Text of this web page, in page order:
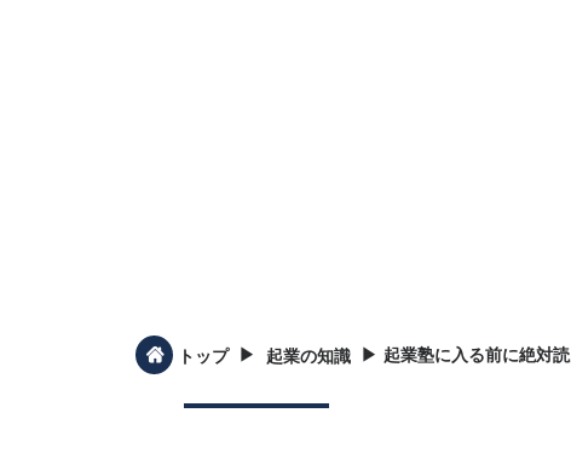
トップ ▶︎ 起業の知識 ▶︎ 起業塾に入る前に絶対